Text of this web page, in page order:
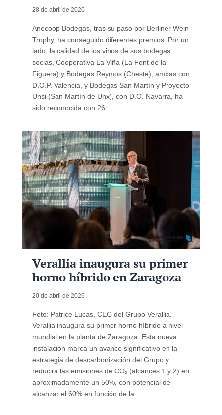
28 de abril de 2026
Anecoop Bodegas, tras su paso por Berliner Wein
Trophy, ha conseguido diferentes premios. Por un
lado, la calidad de los vinos de sus bodegas
socias, Cooperativa La Viña (La Font de la
Figuera) y Bodegas Reymos (Cheste), ambas con
D.O.P. Valencia, y Bodegas San Martín y Proyecto
Unsi (San Martín de Unx), con D.O. Navarra, ha
sido reconocida con 26 ...
Verallia inaugura su primer
horno híbrido en Zaragoza
20 de abril de 2026
Foto: Patrice Lucas, CEO del Grupo Verallia.
Verallia inaugura su primer horno híbrido a nivel
mundial en la planta de Zaragoza. Esta nueva
instalación marca un avance significativo en la
estrategia de descarbonización del Grupo y
reducirá las emisiones de CO₂ (alcances 1 y 2) en
aproximadamente un 50%, con potencial de
alcanzar el 60% en función de la ...